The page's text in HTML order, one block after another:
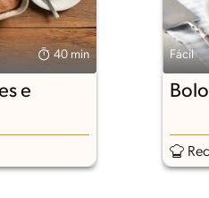
40 min
e
Fácil